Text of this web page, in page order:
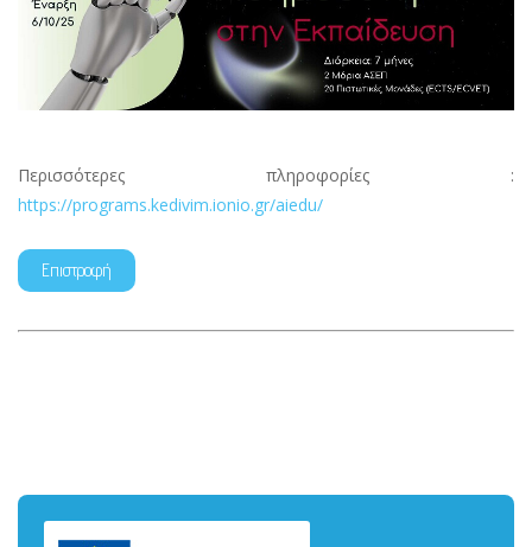
Περισσότερες πληροφορίες :
https://programs.kedivim.ionio.gr/aiedu/
Επιστροφή